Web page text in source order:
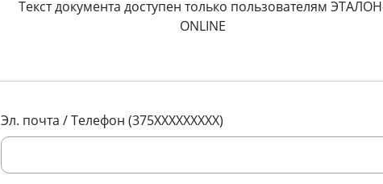
Текст документа доступен только пользователям
ONLINE
Эл. почта / Телефон (375XXXXXXXXX)